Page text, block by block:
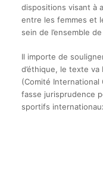
dispositions visant à
entre les femmes et
sein de l’ensemble
Il importe de
d’éthique, le texte
(Comité International
fasse jurisprudence
sportifs